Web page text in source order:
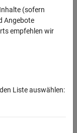
(sofern
Angebote
empfehlen wir
Liste auswählen: